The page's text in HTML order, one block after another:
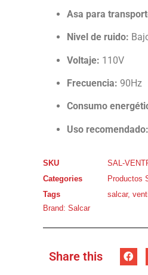
Asa para
Nivel de ruido:
Voltaje: 110V
Frecuencia: 90Hz
Consumo
Uso recomendado:
SKU
SAL-
Categories
Productos
Tags
salcar,
Brand: Salcar
Share this